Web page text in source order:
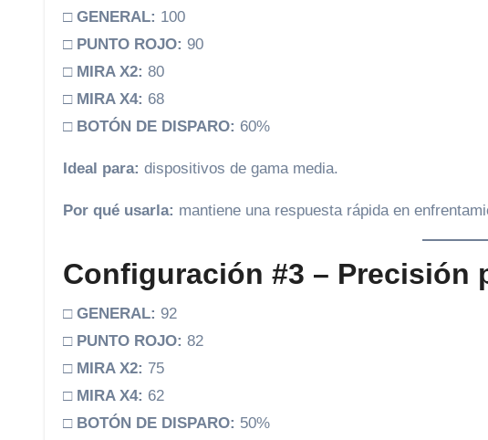
□ GENERAL: 100
□ PUNTO ROJO: 90
□ MIRA X2: 80
□ MIRA X4: 68
□ BOTÓN DE DISPARO: 60%
Ideal para: dispositivos de gama media.
Por qué usarla: mantiene una respuesta rápida en
Configuración #3 – Precisión
□ GENERAL: 92
□ PUNTO ROJO: 82
□ MIRA X2: 75
□ MIRA X4: 62
□ BOTÓN DE DISPARO: 50%